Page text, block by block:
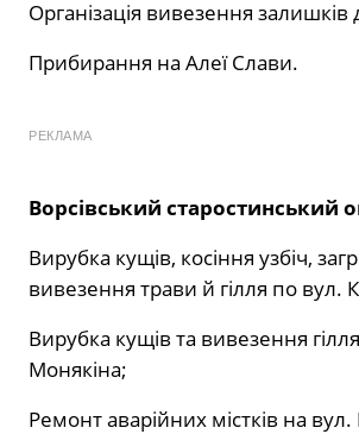
Організація вивезення
Прибирання на Алеї Слави.
РЕКЛАМА
Ворсівський старостинський
Вирубка кущів, косіння узбіч,
вивезення трави й гілля по вул.
Вирубка кущів та вивезення
Монякіна;
Ремонт аварійних містків на